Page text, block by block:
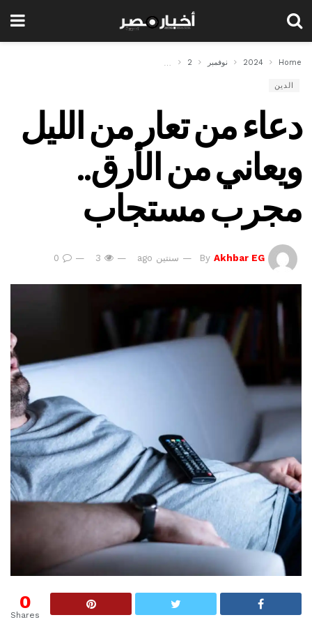
Home
2024 نوفمبر 2
الدين
دعاء من تعار من الليل
ويعاني من الأرق..
مجرب مستجاب
By Akhbar EG سنتين ago
0
Shares